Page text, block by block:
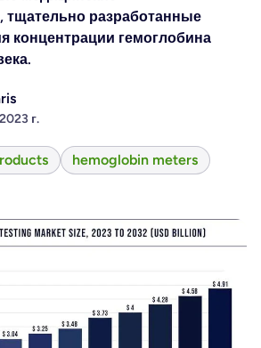
тщательно разработанные
концентрации гемоглобина
г.
hemoglobin meters